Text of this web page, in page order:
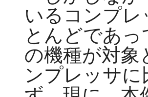
いるコンプ
とんどであ
の機種が対象
ンプレッサ